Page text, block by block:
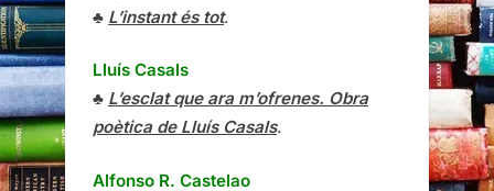
♣ L’instant és tot.
Lluís Casals
♣ L’esclat que ara m’ofrenes. Obra
poètica de Lluís Casals.
Alfonso R. Castelao